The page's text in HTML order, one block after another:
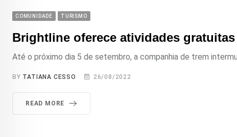
COMUNIDADE TURISMO
Brightline oferece atividades
Até o próximo dia 5 de setembro, a companhia de trem
BY TATIANA CESSO 26/08/2022
READ MORE